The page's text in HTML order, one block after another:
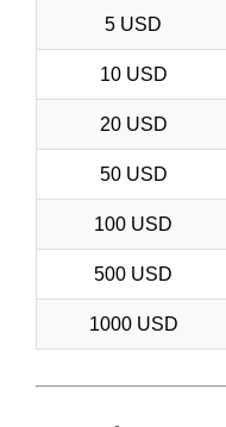
5 USD
10 USD
20 USD
50 USD
100 USD
500 USD
1000 USD